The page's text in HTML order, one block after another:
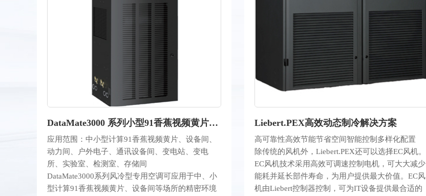
DataMate3000 系列小型91香蕉视频黄片专用空调
应用范围：中小型计算91香蕉视频黄片、设备间、
动力间、户外电子、通讯设备间、变电站、变电
所、实验室、检测室、存储间
DataMate3000系列风冷型专用空调可应用于中、小
型计算91香蕉视频黄片、设备间等场所的精密环境
Liebert.PEX高效动态制冷解决方案
高可靠性高效节能节省空间智能控制 多样化配置
除传统的风机外，Liebert.PEX还可以选择EC风机。
EC风机技术采用高效可调速控制电机，可大大减少
能耗并延长部件寿命，为用户提供最大价值。EC风
机由Liebert控制器控制，可为IT设备提供最合适的